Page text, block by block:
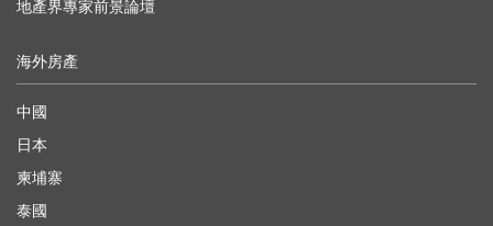
地產界專家前景論壇
海外房產
中國
日本
柬埔寨
泰國